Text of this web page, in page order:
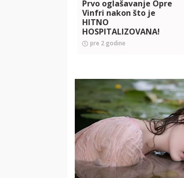
Prvo oglašavanje Opre
Vinfri nakon što je
HITNO
HOSPITALIZOVANA!
pre 2 godine